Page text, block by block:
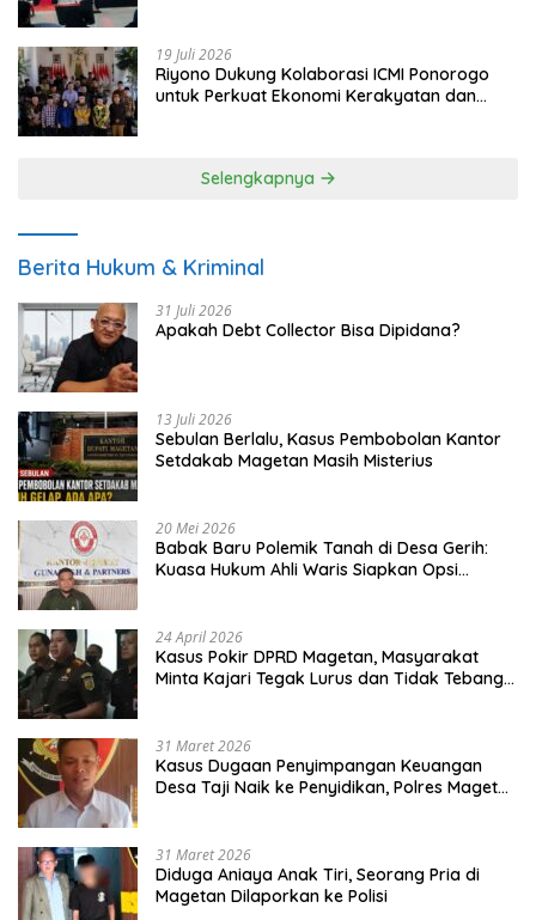
19 Juli 2026
Riyono Dukung Kolaborasi ICMI Ponorogo
untuk Perkuat Ekonomi Kerakyatan dan
Selengkapnya
Berita Hukum & Kriminal
31 Juli 2026
Apakah Debt Collector Bisa Dipidana?
13 Juli 2026
Sebulan Berlalu, Kasus Pembobolan Kantor
Setdakab Magetan Masih Misterius
20 Mei 2026
Babak Baru Polemik Tanah di Desa Gerih:
Kuasa Hukum Ahli Waris Siapkan Opsi
24 April 2026
Kasus Pokir DPRD Magetan, Masyarakat
Minta Kajari Tegak Lurus dan Tidak Tebang
31 Maret 2026
Kasus Dugaan Penyimpangan Keuangan
Desa Taji Naik ke Penyidikan, Polres Magetan
31 Maret 2026
Diduga Aniaya Anak Tiri, Seorang Pria di
Magetan Dilaporkan ke Polisi